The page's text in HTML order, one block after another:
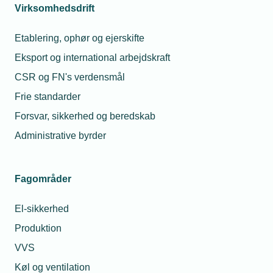
Virksomhedsdrift
Etablering, ophør og ejerskifte
Eksport og international arbejdskraft
CSR og FN's verdensmål
Frie standarder
Forsvar, sikkerhed og beredskab
Administrative byrder
Fagområder
El-sikkerhed
Produktion
VVS
Køl og ventilation
organisationen.
administratorer og medarbejdersignaturer, så man kun
flytter administratorer og medarbejdersignaturer, der
stadig er relevante.
Større krav til sikkerheden og et ændret
Post og offentlige selvbetjeningsløsninger.